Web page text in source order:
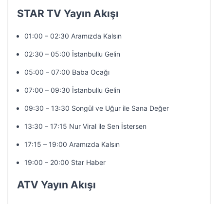
STAR TV Yayın Akışı
01:00 – 02:30 Aramızda Kalsın
02:30 – 05:00 İstanbullu Gelin
05:00 – 07:00 Baba Ocağı
07:00 – 09:30 İstanbullu Gelin
09:30 – 13:30 Songül ve Uğur ile Sana Değer
13:30 – 17:15 Nur Viral ile Sen İstersen
17:15 – 19:00 Aramızda Kalsın
19:00 – 20:00 Star Haber
ATV Yayın Akışı